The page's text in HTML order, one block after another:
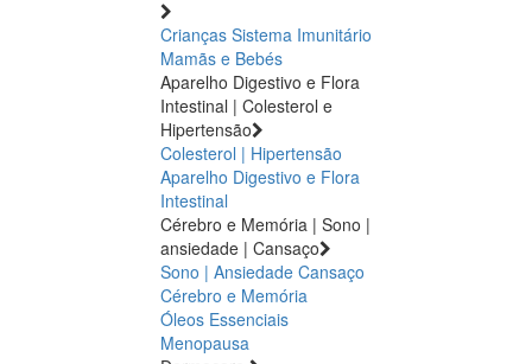
Crianças Sistema Imunitário
Mamãs e Bebés
Aparelho Digestivo e Flora
Intestinal | Colesterol e
Hipertensão
Colesterol | Hipertensão
Aparelho Digestivo e Flora
Intestinal
Cérebro e Memória | Sono |
ansiedade | Cansaço
Sono | Ansiedade Cansaço
Cérebro e Memória
Óleos Essenciais
Menopausa